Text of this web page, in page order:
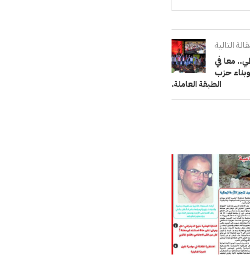
التالية
معا في
حزب
الطبقة العاملة.